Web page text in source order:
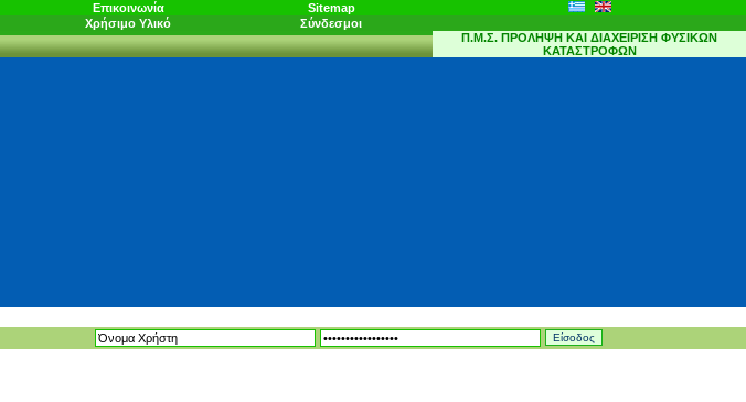
Επικοινωνία
Sitemap
Χρήσιμο Υλικό
Σύνδεσμοι
Π.Μ.Σ. ΠΡΟΛΗΨΗ ΚΑΙ ΔΙΑΧΕΙΡΙΣΗ ΦΥΣΙΚΩΝ
ΚΑΤΑΣΤΡΟΦΩΝ